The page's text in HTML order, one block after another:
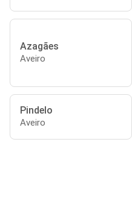
Azagães
Aveiro
Pindelo
Aveiro